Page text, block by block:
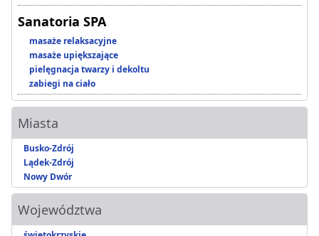
Sanatoria SPA
masaże relaksacyjne
masaże upiększające
pielęgnacja twarzy i dekoltu
zabiegi na ciało
Miasta
Busko-Zdrój
Lądek-Zdrój
Nowy Dwór
Województwa